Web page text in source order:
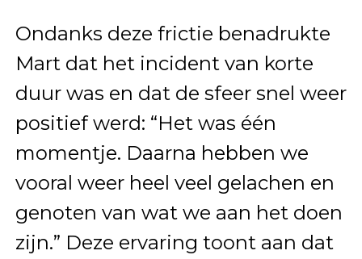
Ondanks deze frictie benadrukte
Mart dat het incident van korte
duur was en dat de sfeer snel weer
positief werd: “Het was één
momentje. Daarna hebben we
vooral weer heel veel gelachen en
genoten van wat we aan het doen
zijn.” Deze ervaring toont aan dat